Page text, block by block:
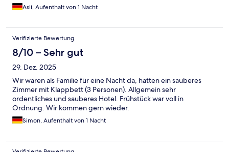
Asli, Aufenthalt von 1 Nacht
Verifizierte Bewertung
8/10 – Sehr gut
29. Dez. 2025
Wir waren als Familie für eine Nacht da, hatten ein sauberes
Zimmer mit Klappbett (3 Personen). Allgemein sehr
ordentliches und sauberes Hotel. Frühstück war voll in
Ordnung. Wir kommen gern wieder.
Simon, Aufenthalt von 1 Nacht